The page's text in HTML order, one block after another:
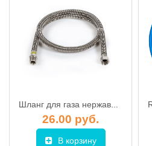
Шланг для газа нержавеющий 1/2" 1,5 м (гайка-штуцер)
26.00 руб.
В корзину